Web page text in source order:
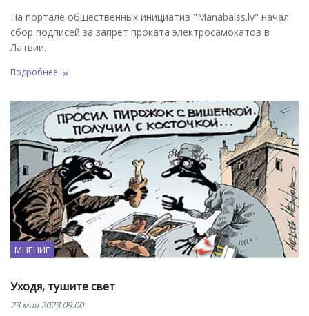
На портале общественных инициатив "Manabalss.lv" начал
сбор подписей за запрет проката электросамокатов в
Латвии.
Подробнее
МНЕНИЕ
Уходя, тушите свет
23 мая 2023 09:00